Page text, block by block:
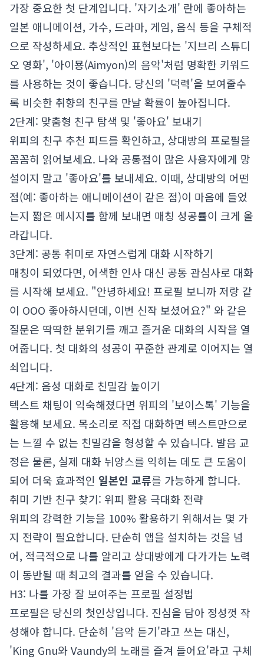
가장 중요한 첫 단계입니다. '자기소개' 란에 좋아하는
일본 애니메이션, 가수, 드라마, 게임, 음식 등을 구체적
으로 작성하세요. 추상적인 표현보다는 '지브리 스튜디
오 영화', '아이묭(Aimyon)의 음악'처럼 명확한 키워드
를 사용하는 것이 좋습니다. 당신의 '덕력'을 보여줄수
록 비슷한 취향의 친구를 만날 확률이 높아집니다.
2단계: 맞춤형 친구 탐색 및 '좋아요' 보내기
위피의 친구 추천 피드를 확인하고, 상대방의 프로필을
꼼꼼히 읽어보세요. 나와 공통점이 많은 사용자에게 망
설이지 말고 '좋아요'를 보내세요. 이때, 상대방의 어떤
점(예: 좋아하는 애니메이션이 같은 점)이 마음에 들었
는지 짧은 메시지를 함께 보내면 매칭 성공률이 크게 올
라갑니다.
3단계: 공통 취미로 자연스럽게 대화 시작하기
매칭이 되었다면, 어색한 인사 대신 공통 관심사로 대화
를 시작해 보세요. "안녕하세요! 프로필 보니까 저랑 같
이 OOO 좋아하시던데, 이번 신작 보셨어요?" 와 같은
질문은 딱딱한 분위기를 깨고 즐거운 대화의 시작을 열
어줍니다. 첫 대화의 성공이 꾸준한 관계로 이어지는 열
쇠입니다.
4단계: 음성 대화로 친밀감 높이기
텍스트 채팅이 익숙해졌다면 위피의 '보이스톡' 기능을
활용해 보세요. 목소리로 직접 대화하면 텍스트만으로
는 느낄 수 없는 친밀감을 형성할 수 있습니다. 발음 교
정은 물론, 실제 대화 뉘앙스를 익히는 데도 큰 도움이
되어 더욱 효과적인 일본인 교류를 가능하게 합니다.
취미 기반 친구 찾기: 위피 활용 극대화 전략
위피의 강력한 기능을 100% 활용하기 위해서는 몇 가
지 전략이 필요합니다. 단순히 앱을 설치하는 것을 넘
어, 적극적으로 나를 알리고 상대방에게 다가가는 노력
이 동반될 때 최고의 결과를 얻을 수 있습니다.
H3: 나를 가장 잘 보여주는 프로필 설정법
프로필은 당신의 첫인상입니다. 진심을 담아 정성껏 작
성해야 합니다. 단순히 '음악 듣기'라고 쓰는 대신,
'King Gnu와 Vaundy의 노래를 즐겨 들어요'라고 구체